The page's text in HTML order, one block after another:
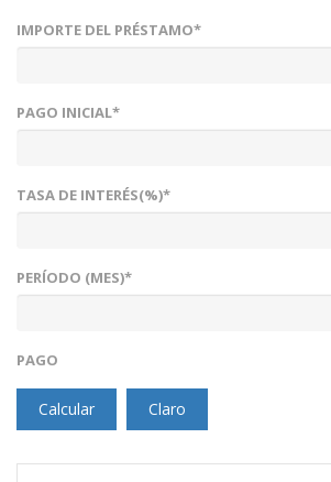
IMPORTE DEL PRÉSTAMO*
PAGO INICIAL*
TASA DE INTERÉS(%)*
PERÍODO (MES)*
PAGO
Calcular Claro